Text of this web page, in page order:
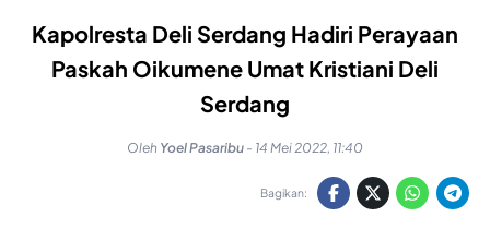
Kapolresta Deli Serdang Hadiri Perayaan
Paskah Oikumene Umat Kristiani Deli
Serdang
Oleh Yoel Pasaribu - 14 Mei 2022, 11:40
Bagikan: